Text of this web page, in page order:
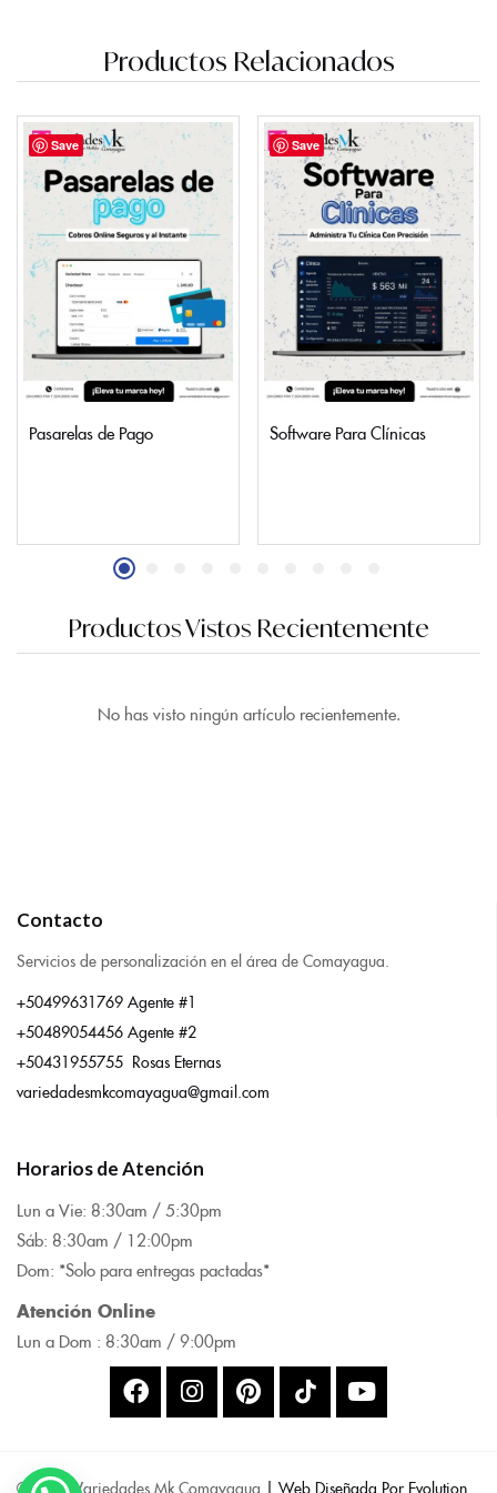
Productos Relacionados
Save
Pasarelas de Pago
Save
Software Para Clínicas
Productos Vistos Recientemente
No has visto ningún artículo recientemente.
Contacto
Servicios de personalización en el área de Comayagua.
+50499631769 Agente #1
+50489054456 Agente #2
+50431955755 Rosas Eternas
variedadesmkcomayagua@gmail.com
Horarios de Atención
Lun a Vie: 8:30am / 5:30pm
Sáb: 8:30am / 12:00pm
Dom: *Solo para entregas pactadas*
Atención Online
Lun a Dom : 8:30am / 9:00pm
© 2025 Variedades Mk Comayagua | Web Diseñada Por Evolution